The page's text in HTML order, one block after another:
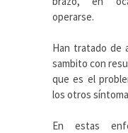
operarse.
Han tratado de
sambito con
que es el
los otros
En estas